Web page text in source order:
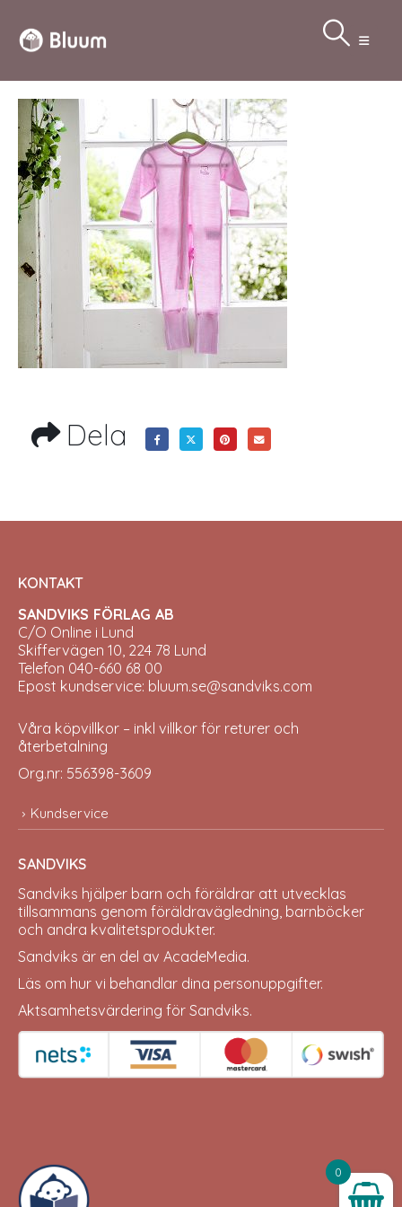
Dela
KONTAKT
SANDVIKS FÖRLAG AB
C/O Online i Lund
Skiffervägen 10, 224 78 Lund
Telefon 040-660 68 00
Epost kundservice: bluum.se@sandviks.com
Våra köpvillkor – inkl villkor för returer och
återbetalning
Org.nr: 556398-3609
Kundservice
SANDVIKS
Sandviks hjälper barn och föräldrar att utvecklas
tillsammans genom föräldravägledning, barnböcker
och andra kvalitetsprodukter.
Sandviks är en del av AcadeMedia.
Läs om hur vi behandlar dina personuppgifter.
Aktsamhetsvärdering för Sandviks.
0